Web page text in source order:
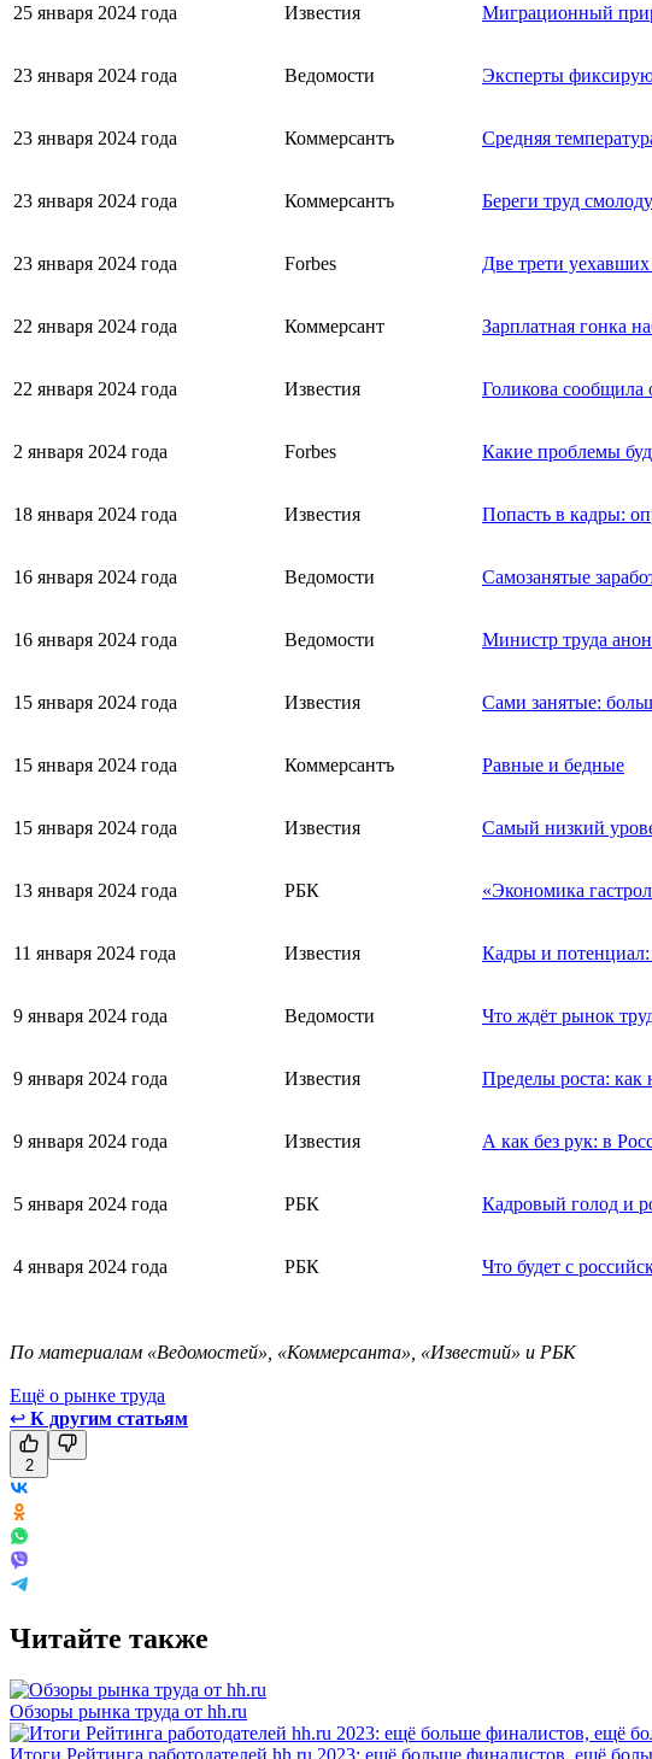
25 января 2024 года Известия Миграционный
23 января 2024 года Ведомости Эксперты
23 января 2024 года Коммерсантъ Средняя
23 января 2024 года Коммерсантъ Береги труд смолоду
23 января 2024 года Forbes Две трети
22 января 2024 года Коммерсант Зарплатная гонка
22 января 2024 года Известия Голикова сообщила
2 января 2024 года Forbes Какие проблемы
18 января 2024 года Известия Попасть в кадры:
16 января 2024 года Ведомости Самозанятые
16 января 2024 года Ведомости Министр труда
15 января 2024 года Известия Сами занятые:
15 января 2024 года Коммерсантъ Равные и бедные
15 января 2024 года Известия Самый низкий
13 января 2024 года РБК «Экономика
11 января 2024 года Известия Кадры и
9 января 2024 года Ведомости Что ждёт рынок
9 января 2024 года Известия Пределы роста: как
9 января 2024 года Известия А как без рук: в
5 января 2024 года РБК Кадровый голод и
4 января 2024 года РБК Что будет с
По материалам «Ведомостей», «Коммерсанта», «Известий» и РБК
Ещё о рынке труда
↩ К другим статьям
2
Читайте также
Обзоры рынка труда от hh.ru
Итоги Рейтинга работодателей hh.ru 2023: ещё больше финалистов, ещё